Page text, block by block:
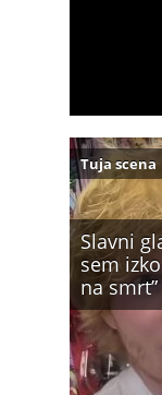
Slavni
sem
na smrt”
Tuja scena